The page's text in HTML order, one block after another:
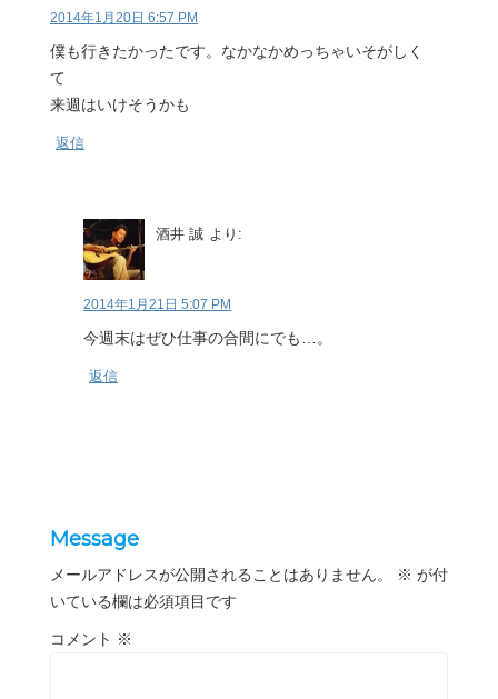
2014年1月20日 6:57 PM
僕も行きたかったです。なかなかめっちゃいそがしく
て
来週はいけそうかも
返信
酒井 誠 より:
2014年1月21日 5:07 PM
今週末はぜひ仕事の合間にでも…。
返信
Message
メールアドレスが公開されることはありません。 ※ が付
いている欄は必須項目です
コメント ※